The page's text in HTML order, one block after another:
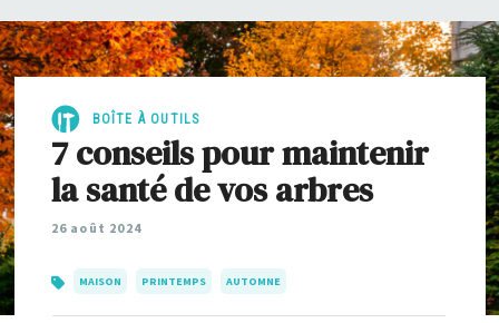
le
de
BOÎTE À OUTILS
7 conseils pour maintenir
la santé de vos arbres
26 août 2024
MAISON PRINTEMPS AUTOMNE